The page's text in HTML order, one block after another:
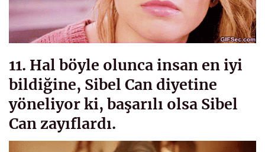
11. Hal böyle olunca insan en iyi
bildiğine, Sibel Can diyetine
yöneliyor ki, başarılı olsa Sibel
Can zayıflardı.